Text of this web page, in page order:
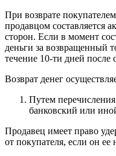
При возврате
продавцом составляется
сторон. Если в момент
деньги за возвращенный
течение 10-ти дней после
Возврат денег
Путем
банковский или
Продавец имеет право
от покупателя, если он ее